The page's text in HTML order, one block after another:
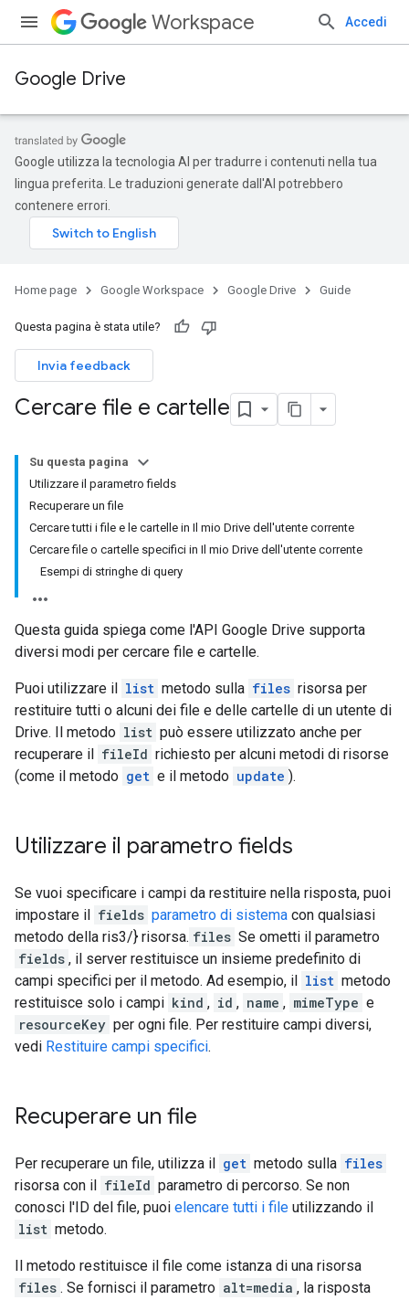
Workspace Accedi
Google Drive
Google utilizza la tecnologia AI per tradurre i contenuti nella tua
lingua preferita. Le traduzioni generate dall'AI potrebbero
contenere errori.
Home page Google Workspace Google Drive Guide
Questa pagina è stata utile?
Invia feedback
Cercare file e cartelle
Su questa pagina
Utilizzare il parametro fields
Recuperare un file
Cercare tutti i file e le cartelle in Il mio Drive dell'utente corrente
Cercare file o cartelle specifici in Il mio Drive dell'utente corrente
Esempi di stringhe di query
Questa guida spiega come l'API Google Drive supporta
diversi modi per cercare file e cartelle.
Puoi utilizzare il list metodo sulla files risorsa per
restituire tutti o alcuni dei file e delle cartelle di un utente di
Drive. Il metodo list può essere utilizzato anche per
recuperare il fileId richiesto per alcuni metodi di risorse
(come il metodo get e il metodo update ).
Utilizzare il parametro fields
Se vuoi specificare i campi da restituire nella risposta, puoi
impostare il fields parametro di sistema con qualsiasi
metodo della ris3/} risorsa. files Se ometti il parametro
fields , il server restituisce un insieme predefinito di
campi specifici per il metodo. Ad esempio, il list metodo
restituisce solo i campi kind , id , name , mimeType e
resourceKey per ogni file. Per restituire campi diversi,
vedi Restituire campi specifici.
Recuperare un file
Per recuperare un file, utilizza il get metodo sulla files
risorsa con il fileId parametro di percorso. Se non
conosci l'ID del file, puoi elencare tutti i file utilizzando il
list metodo.
Il metodo restituisce il file come istanza di una risorsa
files . Se fornisci il parametro alt=media , la risposta